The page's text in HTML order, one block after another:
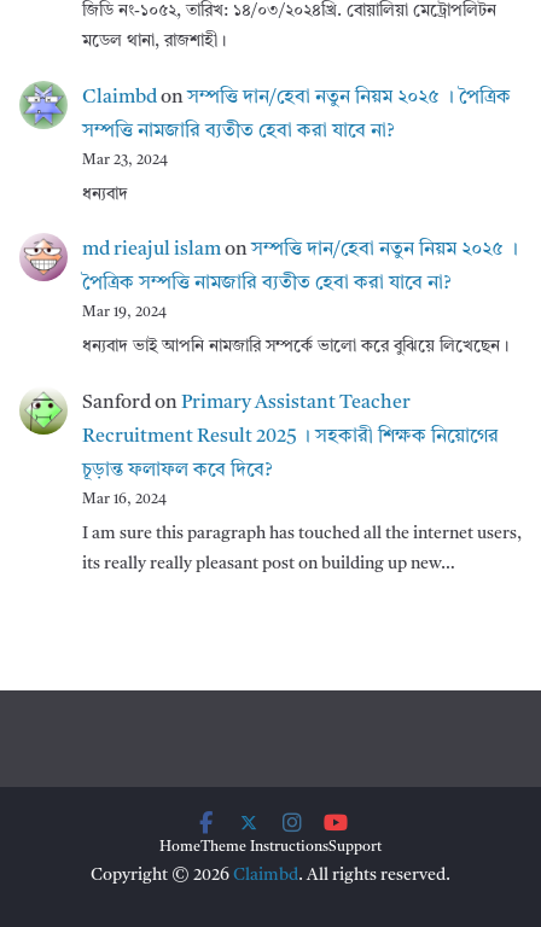
জিডি নং-১০৫২, তারিখ: ১৪/০৩/২০২৪খ্রি. বোয়ালিয়া মেট্রোপলিটন
মডেল থানা, রাজশাহী।
Claimbdonসম্পত্তি দান/হেবা নতুন নিয়ম ২০২৫ । পৈত্রিক
সম্পত্তি নামজারি ব্যতীত হেবা করা যাবে না?
Mar 23, 2024
ধন্যবাদ
md rieajul islamonসম্পত্তি দান/হেবা নতুন নিয়ম ২০২৫ ।
পৈত্রিক সম্পত্তি নামজারি ব্যতীত হেবা করা যাবে না?
Mar 19, 2024
ধন্যবাদ ভাই আপনি নামজারি সম্পর্কে ভালো করে বুঝিয়ে লিখেছেন।
SanfordonPrimary Assistant Teacher
Recruitment Result 2025 । সহকারী শিক্ষক নিয়োগের
চূড়ান্ত ফলাফল কবে দিবে?
Mar 16, 2024
I am sure this paragraph has touched all the internet users,
its really really pleasant post on building up new…
HomeTheme InstructionsSupport
Copyright © 2026 Claimbd. All rights reserved.